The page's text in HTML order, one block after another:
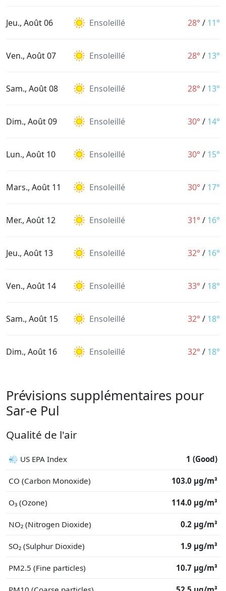
Jeu., Août 06 Ensoleillé 28° / 11°
Ven., Août 07 Ensoleillé 28° / 13°
Sam., Août 08 Ensoleillé 28° / 13°
Dim., Août 09 Ensoleillé 30° / 14°
Lun., Août 10 Ensoleillé 30° / 15°
Mars., Août 11 Ensoleillé 30° / 17°
Mer., Août 12 Ensoleillé 31° / 16°
Jeu., Août 13 Ensoleillé 32° / 16°
Ven., Août 14 Ensoleillé 33° / 18°
Sam., Août 15 Ensoleillé 32° / 18°
Dim., Août 16 Ensoleillé 32° / 18°
Prévisions supplémentaires pour
Sar-e Pul
Qualité de l'air
💨 US EPA Index 1 (Good)
CO (Carbon Monoxide) 103.0 μg/m³
O₃ (Ozone) 114.0 μg/m³
NO₂ (Nitrogen Dioxide) 0.2 μg/m³
SO₂ (Sulphur Dioxide) 1.9 μg/m³
PM2.5 (Fine particles) 10.7 μg/m³